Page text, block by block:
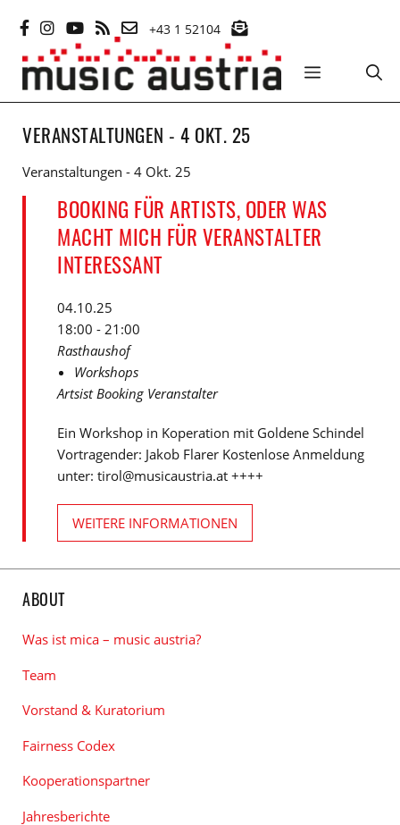
Inhalt
springen
+43 1 52104
MENÜ
VERANSTALTUNGEN - 4 OKT. 25
Veranstaltungen - 4 Okt. 25
BOOKING FÜR ARTISTS, ODER WAS
MACHT MICH FÜR VERANSTALTER
INTERESSANT
04.10.25
18:00 - 21:00
Rasthaushof
Workshops
Artsist Booking Veranstalter
Ein Workshop in Koperation mit Goldene Schindel
Vortragender: Jakob Flarer Kostenlose Anmeldung
unter: tirol@musicaustria.at ++++
WEITERE INFORMATIONEN
ABOUT
Was ist mica – music austria?
Team
Vorstand & Kuratorium
Fairness Codex
Kooperationspartner
Jahresberichte